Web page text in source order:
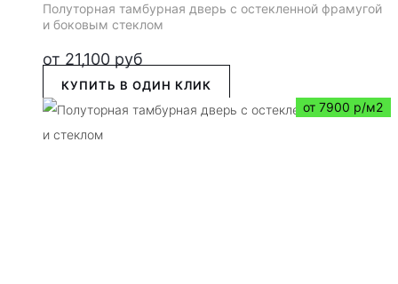
Полуторная тамбурная дверь с остекленной фрамугой
и боковым стеклом
от 21,100 руб
КУПИТЬ В ОДИН КЛИК
от 7900 р/м2